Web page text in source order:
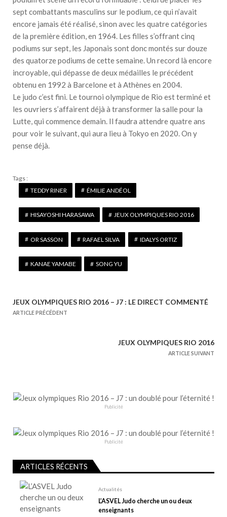
sept combattants masculins sur le podium, ce qui n’avait
encore jamais été réalisé, sinon avec les quatre catégories
de la première édition, en 1964. Les filles s’offrant cinq
podiums sur sept, les Japonais sont donc montés sur douze
des quatorze podiums de cette semaine. Un record là encore
incroyable, qui dépasse de deux médailles le précédent
obtenu en 1992 à Barcelone et à Athènes en 2004.
Le judo c’est fini. Le tournoi olympique de Rio est terminé et
les ouvriers s’affairent déjà à transformer la salle pour la
Lutte, qui commence demain. Il faudra attendre quatre ans
pour voir le suivant, qui aura lieu à Tokyo en 2020. On y
pense déjà.
Tags :
TEDDY RINER
ÉMILIE ANDÉOL
HISAYOSHI HARASAWA JEUX OLYMPIQUES RIO 2016
OR SASSON RAFAEL SILVA IDALYS ORTIZ
KANAE YAMABE SONG YU
N
t
i
n
JEUX OLYMPIQUES RIO 2016 – J7 : LE DIRECT COMMENTÉ
ARTICLE PRÉCÉDENT
JEUX OLYMPIQUES RIO 2016
ARTICLE SUIVANT
Publicité
Publicité
ARTICLES RÉCENTS
Actualités
L’ASVEL Judo cherche un ou deux
enseignants